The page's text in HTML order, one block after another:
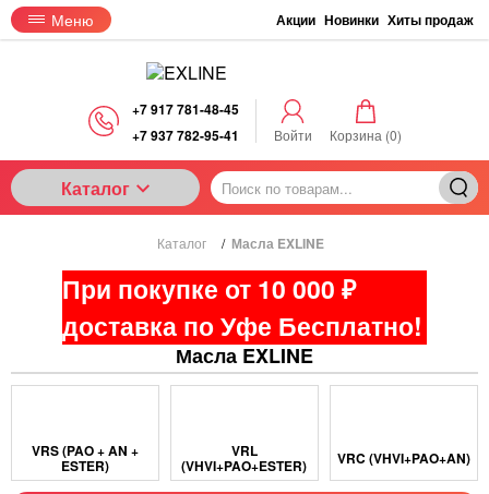
Меню Акции Новинки Хиты продаж
+7 917 781-48-45
+7 937 782-95-41
Войти Корзина (0)
Каталог
Каталог / Масла EXLINE
При покупке от 10 000 ₽
доставка по Уфе Бесплатно!
Масла EXLINE
VRS (PAO + AN +
ESTER)
VRL
(VHVI+PAO+ESTER) VRC (VHVI+PAO+AN)